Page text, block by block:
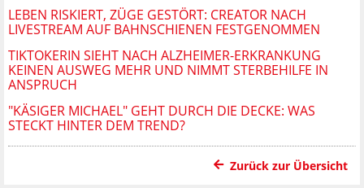
LEBEN RISKIERT, ZÜGE GESTÖRT: CREATOR NACH
LIVESTREAM AUF BAHNSCHIENEN FESTGENOMMEN
TIKTOKERIN SIEHT NACH ALZHEIMER-ERKRANKUNG
KEINEN AUSWEG MEHR UND NIMMT STERBEHILFE IN
ANSPRUCH
"KÄSIGER MICHAEL" GEHT DURCH DIE DECKE: WAS
STECKT HINTER DEM TREND?
Zurück zur Übersicht